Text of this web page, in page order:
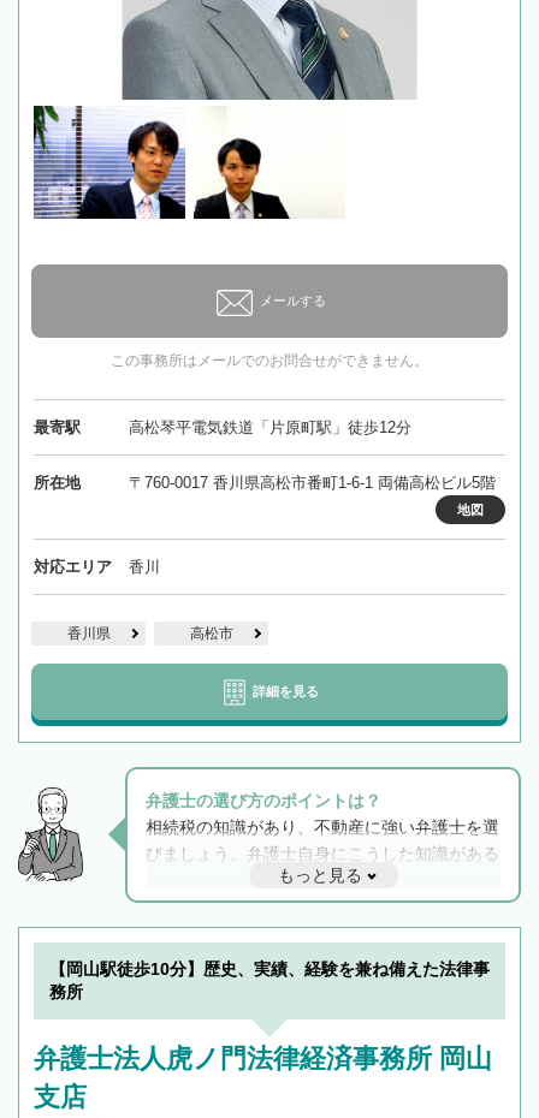
メールする
この事務所はメールでのお問合せができません。
最寄駅 高松琴平電気鉄道「片原町駅」徒歩12分
所在地 〒760-0017 香川県高松市番町1-6-1 両備高松ビル5階
地図
対応エリア 香川
香川県 高松市
詳細を見る
弁護士の選び方のポイントは？
相続税の知識があり、不動産に強い弁護士を選
びましょう。弁護士自身にこうした知識がある
と他士業との連携もスムーズに進み、トラブル
解決のみならず相続をトータルで任せることが
できます。また、相続は感情がからむ分野なの
でフィーリングも重要です。実際に電話や面談
もっと見る
【岡山駅徒歩10分】歴史、実績、経験を兼ね備えた法律事
務所
弁護士法人虎ノ門法律経済事務所 岡山
支店